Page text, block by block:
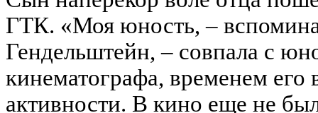
ГТК. «Моя юность, –
Гендельштейн, – совпала с
кинематографа, временем его
активности. В кино еще не